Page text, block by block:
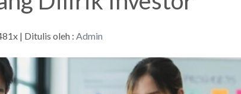
| Ditulis oleh : Admin